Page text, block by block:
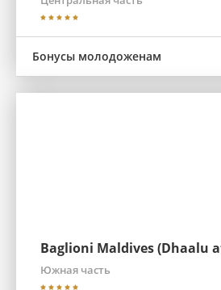
Бонусы молодоженам
Baglioni Maldives (Dhaalu
Южная часть